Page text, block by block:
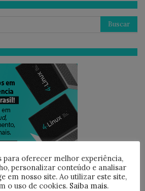
para oferecer melhor experiência,
personalizar conteúdo e analisar
em nosso site. Ao utilizar este site,
o uso de cookies. Saiba mais.